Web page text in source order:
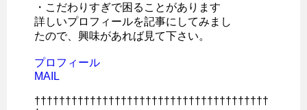
・こだわりすぎで困ることがあります
詳しいプロフィールを記事にしてみまし
たので、興味があれば見て下さい。
プロフィール
MAIL
††††††††††††††††††††††††††††††††††††††